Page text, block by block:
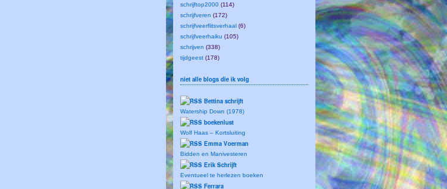
schrijftop2000 (114)
schrijfveren (172)
schrijfveerflitsverhaal (6)
schrijfveerhaiku (105)
schrijven (338)
tijdgeest (178)
niet alle blogs die ik volg
Bettina schrijft
Watership Down (1978)
boekenlust
Wolf Haas – Kortsluiting
Emma Voerman
Bidden en Manivesteren
Erik Schrijft
Eventueel te herlezen boeken
Ferrara